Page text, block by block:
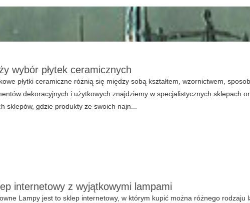
wybór płytek ceramicznych
płytki ceramiczne różnią się między sobą kształtem, wzornictwem,
dekoracyjnych i użytkowych znajdziemy w specjalistycznych sklepach
sklepów, gdzie produkty ze swoich najn...
internetowy z wyjątkowymi lampami
Lampy jest to sklep internetowy, w którym kupić można różnego rodzaju